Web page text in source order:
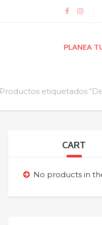
PLANEA
Productos etiquetados
CART
No products in